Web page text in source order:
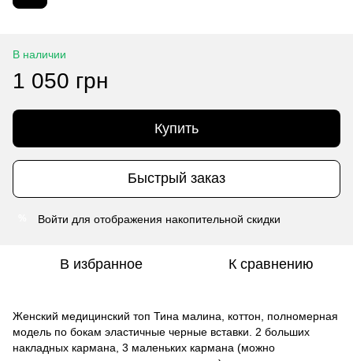
В наличии
1 050 грн
Купить
Быстрый заказ
Войти для отображения накопительной скидки
В избранное К сравнению
Женский медицинский топ Тина малина, коттон, полномерная
модель по бокам эластичные черные вставки. 2 больших
накладных кармана, 3 маленьких кармана (можно